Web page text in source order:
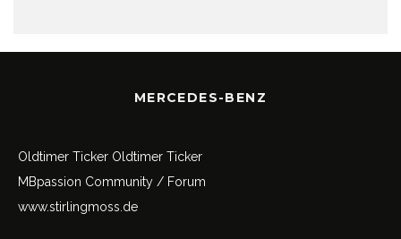
MERCEDES-BENZ
Oldtimer Ticker Oldtimer Ticker
MBpassion Community / Forum
www.stirlingmoss.de